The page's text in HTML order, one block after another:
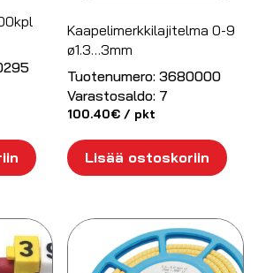
Kaapelimerkkilajitelma 0-9
ø1.3…3mm
Tuotenumero: 3680000
Varastosaldo: 7
100.40€ / pkt
Lisää ostoskoriin